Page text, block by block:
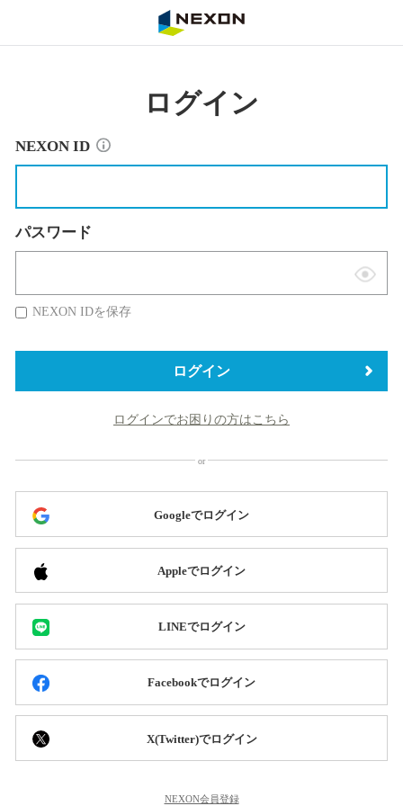
ログイン
NEXON ID
パスワード
表
替
NEXON IDを保存
ログイン
ログインでお困りの方はこちら
Googleでログイン
Appleでログイン
LINEでログイン
Facebookでログイン
X(Twitter)でログイン
NEXON会員登録